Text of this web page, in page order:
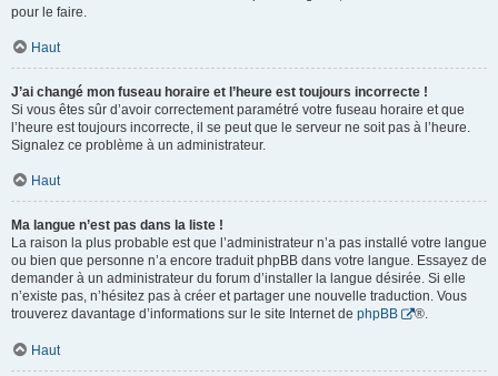
pour le faire.
Haut
J’ai changé mon fuseau horaire et l’heure est toujours incorrecte !
Si vous êtes sûr d’avoir correctement paramétré votre fuseau horaire et que
l’heure est toujours incorrecte, il se peut que le serveur ne soit pas à l’heure.
Signalez ce problème à un administrateur.
Haut
Ma langue n’est pas dans la liste !
La raison la plus probable est que l’administrateur n’a pas installé votre langue
ou bien que personne n’a encore traduit phpBB dans votre langue. Essayez de
demander à un administrateur du forum d’installer la langue désirée. Si elle
n’existe pas, n’hésitez pas à créer et partager une nouvelle traduction. Vous
trouverez davantage d’informations sur le site Internet de phpBB ®.
Haut